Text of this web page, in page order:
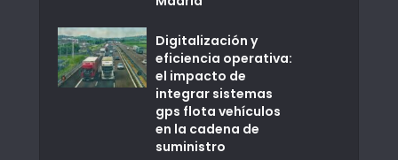
Digitalización y
eficiencia operativa:
el impacto de
integrar sistemas
gps flota vehículos
en la cadena de
suministro